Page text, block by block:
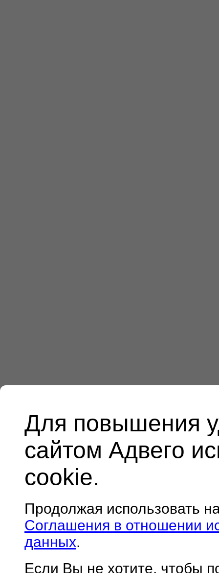
Для повышения
сайтом Адвего
cookie.
Продолжая использовать
Соглашения в отношении
данных.
Если Вы не хотите, чтобы